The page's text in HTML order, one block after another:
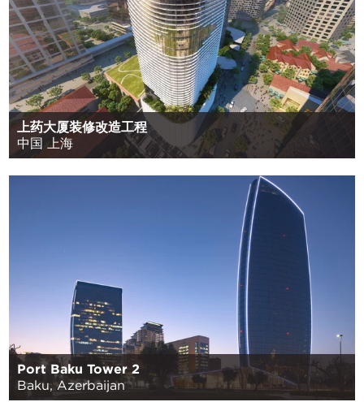
上药大厦装修改造工程
中国 上海
Port Baku Tower 2
Baku, Azerbaijan